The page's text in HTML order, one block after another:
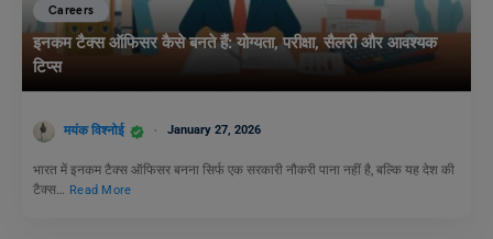
Careers
इनकम टैक्स ऑफिसर कैसे बनते हैं: योग्यता, परीक्षा, सैलरी और आवश्यक
टिप्स
मयंक विश्नोई January 27, 2026
भारत में इनकम टैक्स ऑफिसर बनना सिर्फ एक सरकारी नौकरी पाना नहीं है, बल्कि यह देश की
टैक्स… Read More